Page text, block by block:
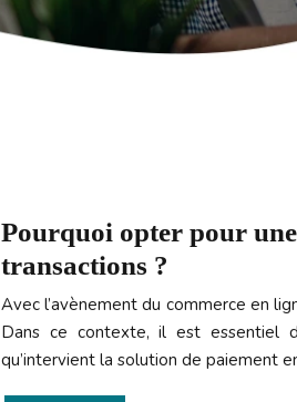
Pourquoi opter pour
transactions ?
Avec l’avènement du commerce en
Dans ce contexte, il est essentiel
qu’intervient la solution de paiement